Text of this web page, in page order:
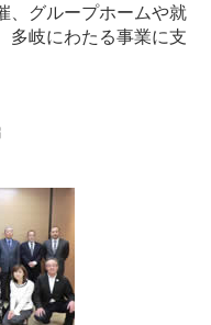
、グループホームや就
多岐にわたる事業に支